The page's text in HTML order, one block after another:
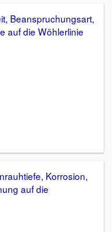
Beanspruchungsart,
auf die Wöhlerlinie
Korrosion,
auf die